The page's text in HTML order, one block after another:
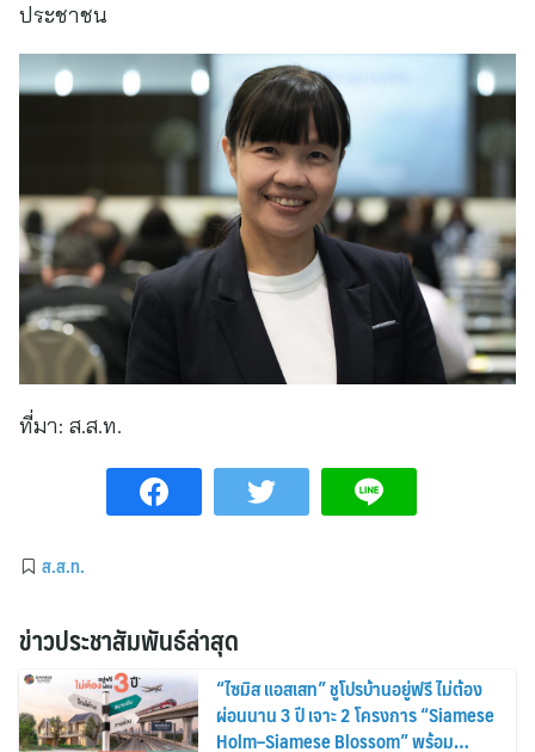
ประชาชน
ที่มา: ส.ส.ท.
ส.ส.ท.
ข่าวประชาสัมพันธ์ล่าสุด
“ไซมิส แอสเสท” ชูโปรบ้านอยู่ฟรี ไม่ต้อง
ผ่อนนาน 3 ปี เจาะ 2 โครงการ “Siamese
Holm–Siamese Blossom” พร้อม